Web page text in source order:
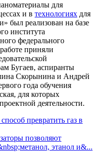
для
и в технологиях для
был реализован на базе
института
федерального
приняли
Бугаев, аспиранты
Скорынина и Андрей
года обучения
для которых
деятельности.
превратить газ в
позволяют
этанол и&...